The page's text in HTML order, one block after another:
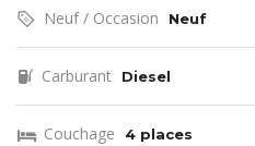
Neuf / Occasion Neuf
Carburant Diesel
Couchage 4 places